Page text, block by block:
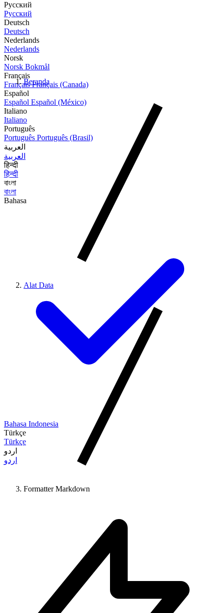
Русский
Русский
Deutsch
Deutsch
Nederlands
Nederlands
Norsk
Norsk Bokmål
Français
FrançaisFrançais (Canada)
Español
Español Español (México)
Italiano
Italiano
Português
Português Português (Brasil)
العربية
العربية
हिन्दी
हिन्दी
বাংলা
বাংলা
Bahasa
Bahasa Indonesia
Türkçe
Türkçe
اردو
اردو
Beranda
Alat Data
Formatter Markdown